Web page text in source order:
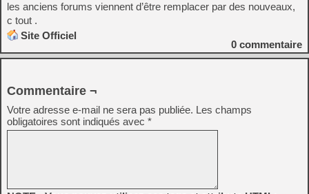
les anciens forums viennent d’être remplacer par des nouveaux,
c tout .
Site Officiel
0 commentaire
Commentaire ¬
Votre adresse e-mail ne sera pas publiée. Les champs
obligatoires sont indiqués avec *